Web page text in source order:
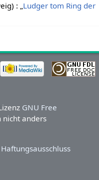
: „Ludger tom Ring der
GNU Free
nicht anders
Haftungsausschluss